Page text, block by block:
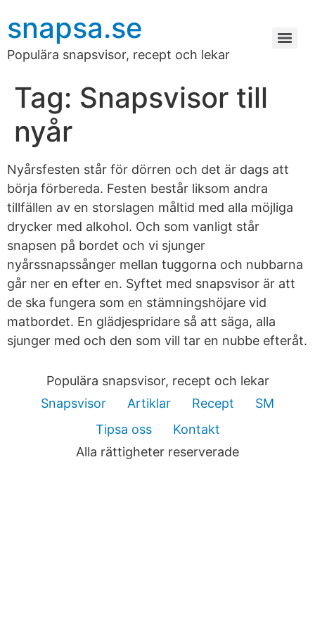
snapsa.se
Populära snapsvisor, recept och lekar
Tag: Snapsvisor till
nyår
Nyårsfesten står för dörren och det är dags att
börja förbereda. Festen består liksom andra
tillfällen av en storslagen måltid med alla möjliga
drycker med alkohol. Och som vanligt står
snapsen på bordet och vi sjunger
nyårssnapssånger mellan tuggorna och nubbarna
går ner en efter en. Syftet med snapsvisor är att
de ska fungera som en stämningshöjare vid
matbordet. En glädjespridare så att säga, alla
sjunger med och den som vill tar en nubbe efteråt.
Populära snapsvisor, recept och lekar
Snapsvisor
Artiklar Recept
SM
Tipsa oss
Kontakt
Alla rättigheter reserverade